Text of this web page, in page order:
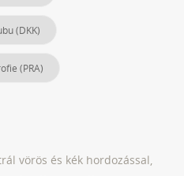
(DKK)
(PRA)
vörös és kék hordozással,